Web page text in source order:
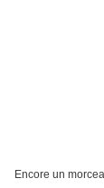
Encore un